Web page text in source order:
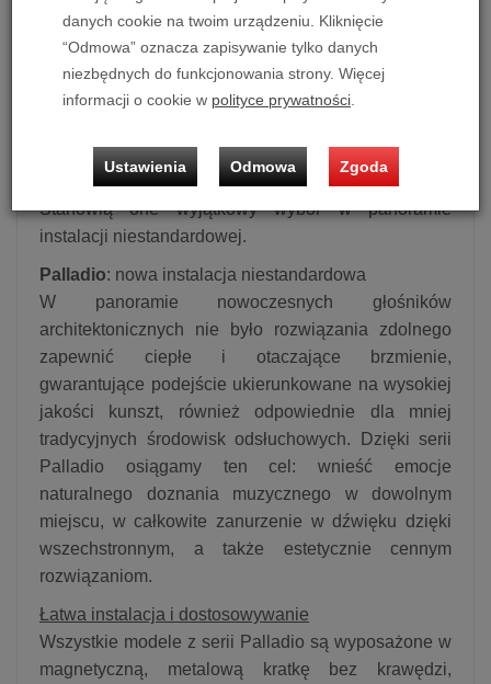
Głośnik instalacyjny Sonus faber Palladio
PC-582
Seria Palladio
przypomina kolekcję Olympica w zakresie wyboru
materiałów, konstrukcji elektroakustycznej i projektu.
Stanowią one wyjątkowy wybór w panoramie
instalacji niestandardowej.
Palladio: nowa instalacja niestandardowa
W panoramie nowoczesnych głośników
architektonicznych nie było rozwiązania zdolnego
zapewnić ciepłe i otaczające brzmienie,
gwarantujące podejście ukierunkowane na wysokiej
jakości kunszt, również odpowiednie dla mniej
tradycyjnych środowisk odsłuchowych. Dzięki serii
Palladio osiągamy ten cel: wnieść emocje
naturalnego doznania muzycznego w dowolnym
miejscu, w całkowite zanurzenie w dźwięku dzięki
wszechstronnym, a także estetycznie cennym
rozwiązaniom.
Łatwa instalacja i dostosowywanie
Wszystkie modele z serii Palladio są wyposażone w
magnetyczną, metalową kratkę bez krawędzi,
danych cookie na twoim urządzeniu. Kliknięcie
“Odmowa” oznacza zapisywanie tylko danych
niezbędnych do funkcjonowania strony. Więcej
informacji o cookie w polityce prywatności
Ustawienia Odmowa Zgoda